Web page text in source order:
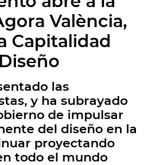
València,
Capitalidad
las
y ha subrayado
de impulsar
del diseño en la
proyectando
todo el mundo